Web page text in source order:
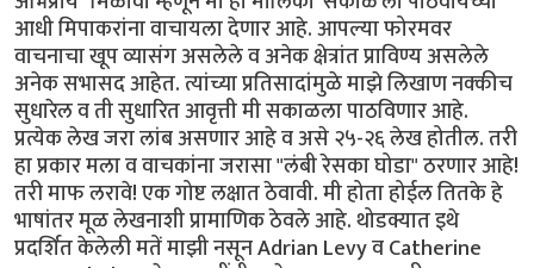
आधी मिपाकरांना वाचायला देणार आहे. आपल्या फोरमवर
वाचनाचा खूप व्यासंग असलेले व अनेक क्षेत्रांत प्राविण्य असलेले
अनेक सभासद आहेत. त्यांच्या प्रतिसादांमुळे माझे लिखाण नक्कीच
सुधारेल व ती सुधारित आवृत्ती मी सकाळला पाठविणार आहे.
प्रत्येक लेख जरा लांब असणार आहे व असे २५-२६ लेख होतील. तरी
हा प्रकार मला व वाचकांना जरासा "लंबी रेसका घोडा" ठरणार आहे!
तरी माफ लरावे! एक गोष्ट लक्षात ठेवावी. मी होता होईल तितके हे
भाषांतर मूळ लेखनाशी प्रामाणिक ठेवले आहे. थोडक्यात इथे
प्रदर्शित केलेली मतें माझी नसून Adrian Levy व Catherine